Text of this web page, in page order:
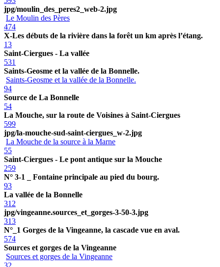
jpg/moulin_des_peres2_web-2.jpg
Le Moulin des Pères
474
X-Les débuts de la rivière dans la forêt un km après l’étang.
13
Saint-Ciergues - La vallée
531
Saints-Geosme et la vallée de la Bonnelle.
Saints-Geosme et la vallée de la Bonnelle.
94
Source de La Bonnelle
54
La Mouche, sur la route de Voisines à Saint-Ciergues
599
jpg/la-mouche-sud-saint-ciergues_w-2.jpg
La Mouche de la source à la Marne
55
Saint-Ciergues - Le pont antique sur la Mouche
259
N° 3-1 _ Fontaine principale au pied du bourg.
93
La vallée de la Bonnelle
312
jpg/vingeanne.sources_et_gorges-3-50-3.jpg
313
N°_1 Gorges de la Vingeanne, la cascade vue en aval.
574
Sources et gorges de la Vingeanne
Sources et gorges de la Vingeanne
32